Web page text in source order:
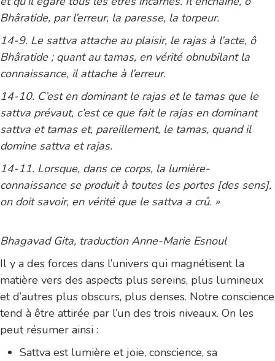
Bhâratide, par l’erreur, la paresse, la torpeur.
14-9. Le sattva attache au plaisir, le rajas à l’acte, ô
Bhâratide ; quant au tamas, en vérité obnubilant la
connaissance, il attache à l’erreur.
14-10. C’est en dominant le rajas et le tamas que le
sattva prévaut, c’est ce que fait le rajas en dominant
sattva et tamas et, pareillement, le tamas, quand il
domine sattva et rajas.
14-11. Lorsque, dans ce corps, la lumière-
connaissance se produit à toutes les portes [des sens],
on doit savoir, en vérité que le sattva a crû. »
Bhagavad Gita, traduction Anne-Marie Esnoul
Il y a des forces dans l’univers qui magnétisent la
matière vers des aspects plus sereins, plus lumineux
et d’autres plus obscurs, plus denses. Notre conscience
tend à être attirée par l’un des trois niveaux. On les
peut résumer ainsi :
Sattva est lumière et joie, conscience, sa